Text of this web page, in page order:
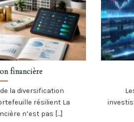
financière
la diversification
résilient La
n’est pas [...]